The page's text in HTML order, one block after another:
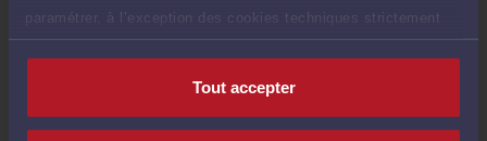
paramétrer, à l’exception des cookies techniques strictement
nécessaires au fonctionnement du site.
Tout accepter
Droit du travail
Droit commercial, des affaires et de la concurrence